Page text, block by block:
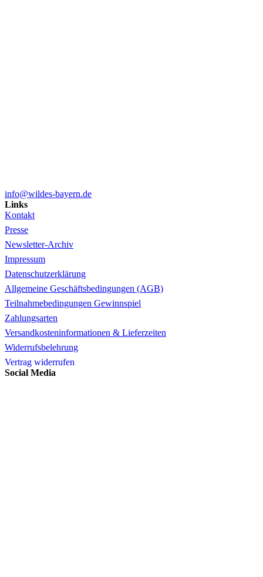
info@wildes-bayern.de
Links
Kontakt
Presse
Newsletter-Archiv
Impressum
Datenschutzerklärung
Allgemeine Geschäftsbedingungen (AGB)
Teilnahmebedingungen Gewinnspiel
Zahlungsarten
Versandkosteninformationen & Lieferzeiten
Widerrufsbelehrung
Vertrag widerrufen
Social Media